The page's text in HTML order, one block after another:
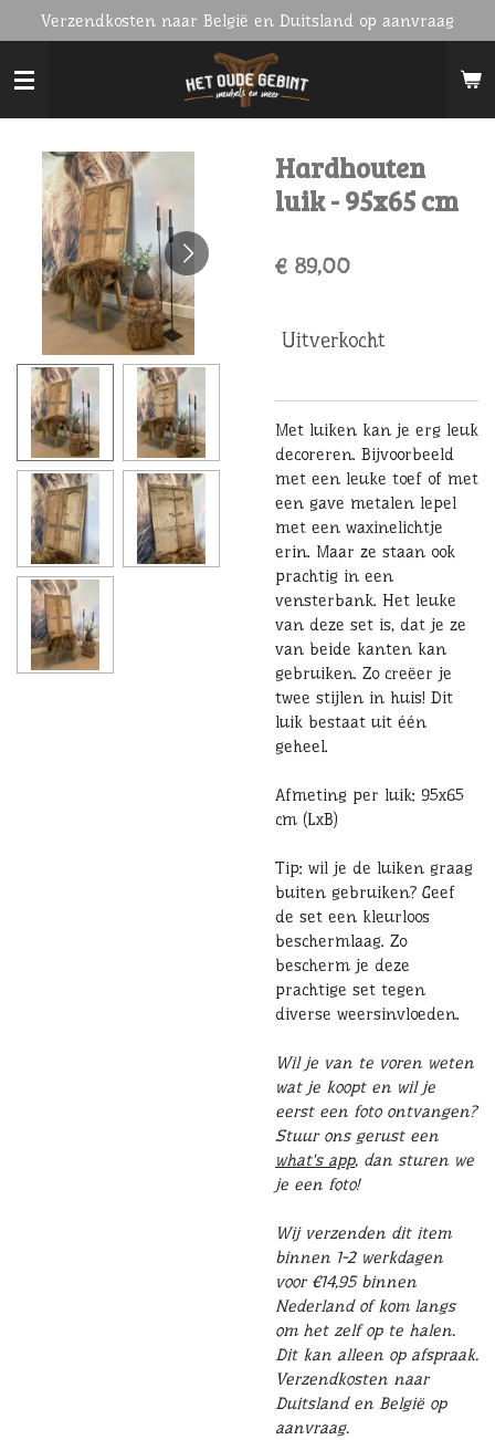
direct
naar
de
hoofdinhoud
Verzendkosten naar België en Duitsland op aanvraag
Hardhouten
luik - 95x65 cm
€ 89,00
Uitverkocht
Met luiken kan je erg leuk
decoreren. Bijvoorbeeld
met een leuke toef of met
een gave metalen lepel
met een waxinelichtje
erin. Maar ze staan ook
prachtig in een
vensterbank. Het leuke
van deze set is, dat je ze
van beide kanten kan
gebruiken. Zo creëer je
twee stijlen in huis! Dit
luik bestaat uit één
geheel.
Afmeting per luik: 95x65
cm (LxB)
Tip: wil je de luiken graag
buiten gebruiken? Geef
de set een kleurloos
beschermlaag. Zo
bescherm je deze
prachtige set tegen
diverse weersinvloeden.
Wil je van te voren weten
wat je koopt en wil je
eerst een foto ontvangen?
Stuur ons gerust een
what's app, dan sturen we
je een foto!
Wij verzenden dit item
binnen 1-2 werkdagen
voor €14,95 binnen
Nederland of kom langs
om het zelf op te halen.
Dit kan alleen op afspraak.
Verzendkosten naar
Duitsland en België op
aanvraag.